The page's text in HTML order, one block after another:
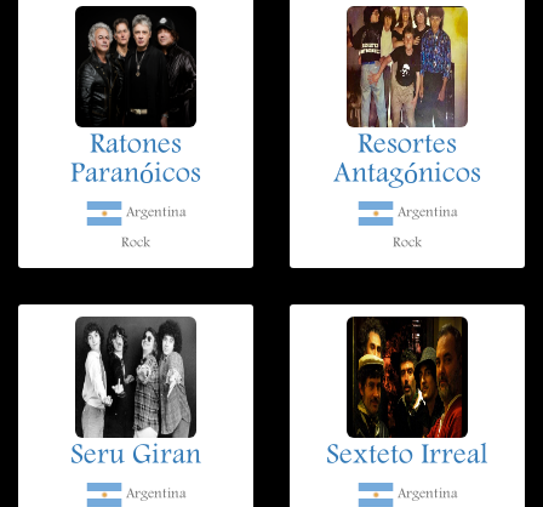
Ratones
Paranóicos
Argentina
Rock
Resortes
Antagónicos
Argentina
Rock
Seru Giran
Argentina
Sexteto Irreal
Argentina